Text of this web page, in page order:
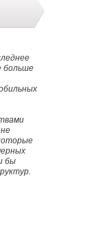
больше
бы